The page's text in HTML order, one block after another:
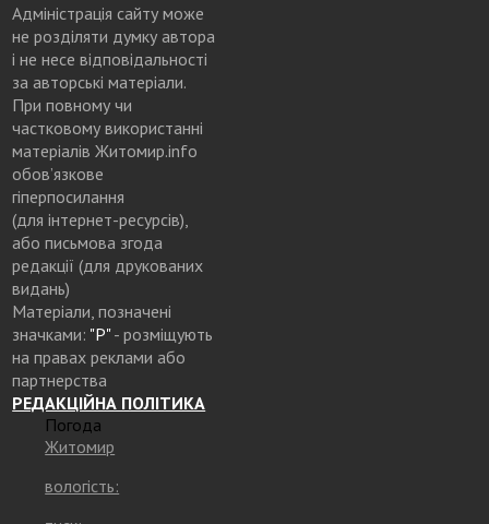
Адміністрація сайту може
не розділяти думку автора
і не несе відповідальності
за авторські матеріали.
При повному чи
частковому використанні
матеріалів Житомир.info
обов’язкове
гіперпосилання
(для інтернет-ресурсів),
або письмова згода
редакції (для друкованих
видань)
Матеріали, позначені
значками: "Р"- розміщують
на правах реклами або
партнерства
РЕДАКЦІЙНА ПОЛІТИКА
Погода
Житомир
вологість: